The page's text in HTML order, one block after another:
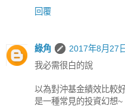
回覆
綠角
2017年8月27
我必需很白的說
以為對沖基金績效比較
是一種常見的投資幻想~